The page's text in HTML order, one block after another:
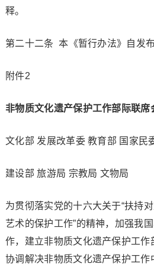
释。
第二十二条 本《暂行办法》自发
附件2
非物质文化遗产保护工作部际联席
文化部 发展改革委 教育部 国家民
建设部 旅游局 宗教局 文物局
为贯彻落实党的十六大关于“扶持
艺术的保护工作”的精神，加强我
作，建立非物质文化遗产保护工
协调解决非物质文化遗产保护工作